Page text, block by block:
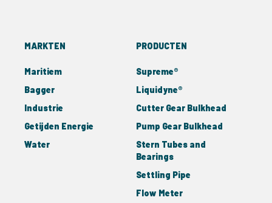
MARKTEN
Maritiem
Bagger
Industrie
Getijden Energie
Water
PRODUCTEN
Supreme®
Liquidyne®
Cutter Gear Bulkhead
Pump Gear Bulkhead
Stern Tubes and
Bearings
Settling Pipe
Flow Meter